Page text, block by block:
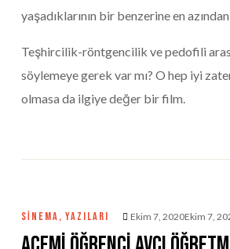
yaşadıklarının bir benzerine en
Teşhircilik-röntgencilik ve pedofili
söylemeye gerek var mı? O hep iyi
olmasa da ilgiye değer bir film.
SINEMA, YAZILARI Ekim 7, 2020Ekim 7,